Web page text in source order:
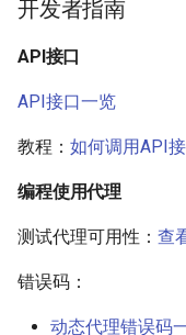
开发者指南
API接口
API接口一览
教程： 如何调用API
编程使用代理
测试代理可用性： 查
错误码：
动态代理错误码